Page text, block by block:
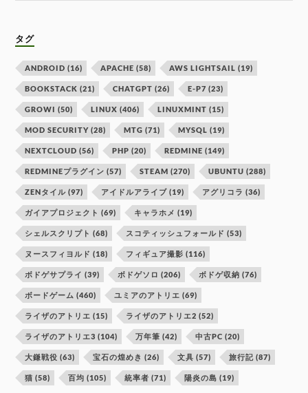
タグ
ANDROID (16) APACHE (58) AWS LIGHTSAIL (19)
BOOKSTACK (21) CHATGPT (26) E-P7 (23)
GROWI (50) LINUX (406) LINUXMINT (15)
MOD SECURITY (28) MTG (71) MYSQL (19)
NEXTCLOUD (56) PHP (20) REDMINE (149)
REDMINEプラグイン (57) STEAM (270) UBUNTU (288)
ZENタイル (97) アイドルアライブ (19) アグリコラ (36)
ガイアプロジェクト (69) キャラホメ (19)
シェルスクリプト (68) スコティッシュフォールド (53)
ヌースフィヨルド (18) フィギュア撮影 (116)
ボドゲサプライ (39) ボドゲソロ (206) ボドゲ収納 (76)
ボードゲーム (460) ユミアのアトリエ (69)
ライザのアトリエ (15) ライザのアトリエ2 (52)
ライザのアトリエ3 (104) 万年筆 (42) 中古PC (20)
大鎌戦役 (63) 宝石の煌めき (26) 文具 (57) 旅行記 (87)
猫 (58) 百均 (105) 統率者 (71) 陽炎の島 (19)